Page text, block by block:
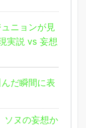
ニョンが見
実説 vs 妄想
だ瞬間に表
ソヌの妄想か